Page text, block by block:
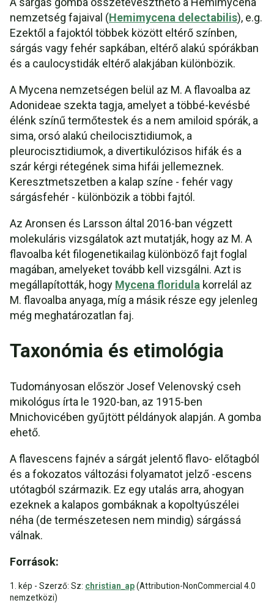
nemzetség fajaival (Hemimycena delectabilis), e.g.
Ezektől a fajoktól többek között eltérő színben,
sárgás vagy fehér sapkában, eltérő alakú spórákban
és a caulocystidák eltérő alakjában különbözik.
A Mycena nemzetségen belül az M. A flavoalba az
Adonideae szekta tagja, amelyet a többé-kevésbé
élénk színű termőtestek és a nem amiloid spórák, a
sima, orsó alakú cheilocisztidiumok, a
pleurocisztidiumok, a divertikulózisos hifák és a
szár kérgi rétegének sima hifái jellemeznek.
Keresztmetszetben a kalap színe - fehér vagy
sárgásfehér - különbözik a többi fajtól.
Az Aronsen és Larsson által 2016-ban végzett
molekuláris vizsgálatok azt mutatják, hogy az M. A
flavoalba két filogenetikailag különböző fajt foglal
magában, amelyeket tovább kell vizsgálni. Azt is
megállapították, hogy Mycena floridula korrelál az
M. flavoalba anyaga, míg a másik része egy jelenleg
még meghatározatlan faj.
Taxonómia és etimológia
Tudományosan először Josef Velenovský cseh
mikológus írta le 1920-ban, az 1915-ben
Mnichovicében gyűjtött példányok alapján. A gomba
ehető.
A flavescens fajnév a sárgát jelentő flavo- előtagból
és a fokozatos változási folyamatot jelző -escens
utótagból származik. Ez egy utalás arra, ahogyan
ezeknek a kalapos gombáknak a kopoltyúszélei
néha (de természetesen nem mindig) sárgássá
válnak.
Források:
1. kép - Szerző: Sz: christian_ap(Attribution-NonCommercial 4.0
nemzetközi)